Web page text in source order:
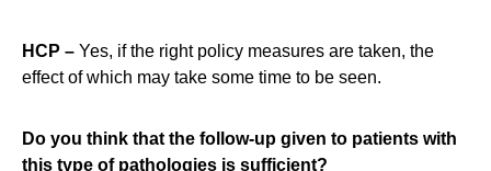
HCP – Yes, if the right policy measures are taken, the
effect of which may take some time to be seen.
Do you think that the follow-up given to patients with
this type of pathologies is sufficient?